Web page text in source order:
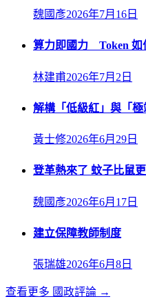
魏國彥2026年7月16日
算力即國力 Token 如
林建甫2026年7月2日
解構「低級紅」與「
黃士修2026年6月29日
登革熱來了 蚊子比鼠
魏國彥2026年6月17日
建立保障教師制度
張瑞雄2026年6月8日
查看更多 國政評論 →